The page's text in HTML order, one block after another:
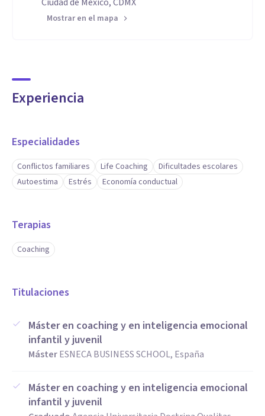
Compromiso con mi cliente al brindarle total atención y
Facilitador de aprendizaje y conciencia promoviendo tu
autonomía en el proceso
Mostrar en el mapa
Experiencia
Especialidades
Conflictos familiares Life Coaching
Dificultades escolares
Autoestima
Estrés Economía conductual
Terapias
Coaching
Titulaciones
Máster en coaching y en inteligencia emocional
infantil y juvenil
MásterESNECA BUSINESS SCHOOL, España
Máster en coaching y en inteligencia emocional
infantil y juvenil